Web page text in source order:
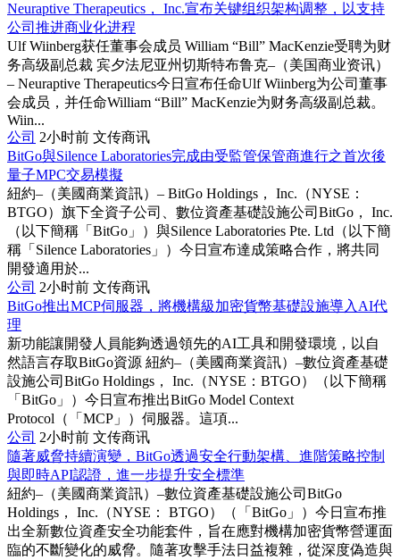
Neuraptive Therapeutics， Inc.宣布关键组织架构调整，以支持
公司推进商业化进程
Ulf Wiinberg获任董事会成员 William “Bill” MacKenzie受聘为财
务高级副总裁 宾夕法尼亚州切斯特布鲁克–（美国商业资讯）
– Neuraptive Therapeutics今日宣布任命Ulf Wiinberg为公司董事
会成员，并任命William “Bill” MacKenzie为财务高级副总裁。
Wiin...
公司 2小时前 文传商讯
BitGo與Silence Laboratories完成由受監管保管商進行之首次後
量子MPC交易模擬
紐約–（美國商業資訊）– BitGo Holdings， Inc.（NYSE：
BTGO）旗下全資子公司、數位資產基礎設施公司BitGo， Inc.
（以下簡稱「BitGo」）與Silence Laboratories Pte. Ltd（以下簡
稱「Silence Laboratories」）今日宣布達成策略合作，將共同
開發適用於...
公司 2小时前 文传商讯
BitGo推出MCP伺服器，將機構級加密貨幣基礎設施導入AI代
理
新功能讓開發人員能夠透過領先的AI工具和開發環境，以自
然語言存取BitGo資源 紐約–（美國商業資訊）–數位資產基礎
設施公司BitGo Holdings， Inc.（NYSE：BTGO）（以下簡稱
「BitGo」）今日宣布推出BitGo Model Context
Protocol（「MCP」）伺服器。這項...
公司 2小时前 文传商讯
隨著威脅持續演變，BitGo透過安全行動架構、進階策略控制
與即時API認證，進一步提升安全標準
紐約–（美國商業資訊）–數位資產基礎設施公司BitGo
Holdings， Inc.（NYSE： BTGO）（「BitGo」）今日宣布推
出全新數位資產安全功能套件，旨在應對機構加密貨幣營運面
臨的不斷變化的威脅。隨著攻擊手法日益複雜，從深度偽造與